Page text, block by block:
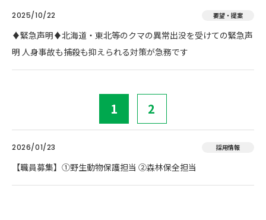
2025/10/22 要望・提案
♦️緊急声明♦️北海道・東北等のクマの異常出没を受けての緊急声
明 人身事故も捕殺も抑えられる対策が急務です
1 2
2026/01/23 採用情報
【職員募集】①野生動物保護担当 ②森林保全担当